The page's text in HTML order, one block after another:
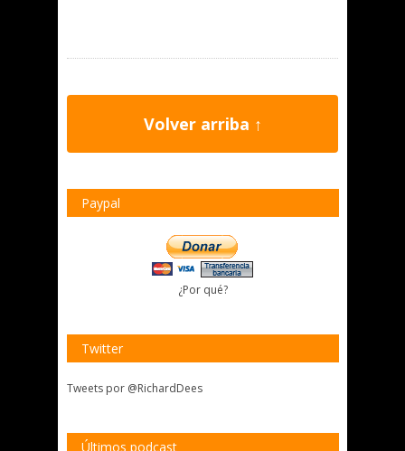
Volver arriba ↑
Paypal
¿Por qué?
Twitter
Tweets por @RichardDees
Últimos podcast